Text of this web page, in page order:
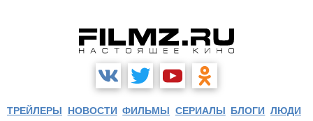
ТРЕЙЛЕРЫ НОВОСТИ ФИЛЬМЫ СЕРИАЛЫ БЛОГИ ЛЮДИ